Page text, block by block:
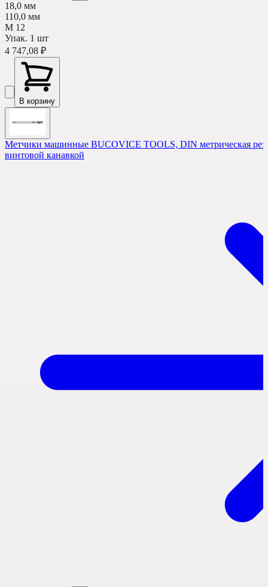
18,0 мм
110,0 мм
М 12
Упак. 1 шт
4 747,08 ₽
В корзину
Метчики машинные BUCOVICE TOOLS, DIN метрическая
винтовой канавкой